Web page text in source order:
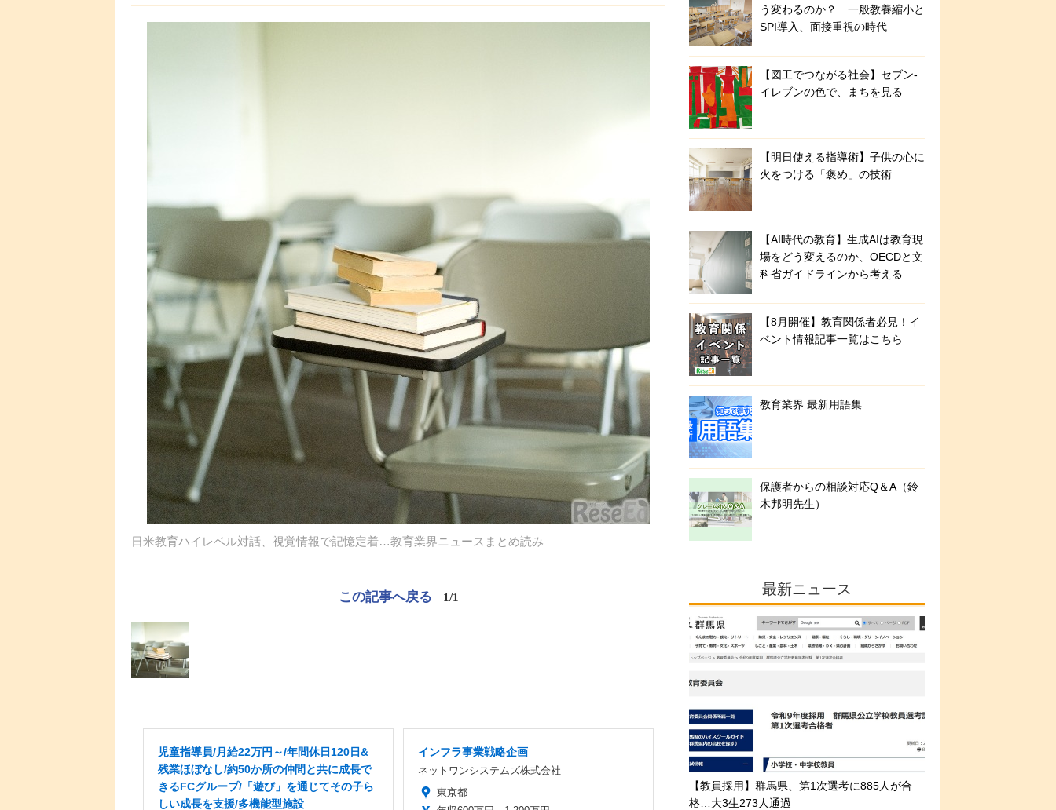
日米教育ハイレベル対話、視覚情報で記憶定着…教育業界ニュースまとめ読み
この記事へ戻る 1/1
児童指導員/月給22万円～/年間休日120日&
残業ほぼなし/約50か所の仲間と共に成長で
きるFCグループ/「遊び」を通じてその子ら
しい成長を支援/多機能型施設
インフラ事業戦略企画
ネットワンシステムズ株式会社
東京都
う変わるのか？ 一般教養縮小と
SPI導入、面接重視の時代
【図工でつながる社会】セブン‐
イレブンの色で、まちを見る
【明日使える指導術】子供の心に
火をつける「褒め」の技術
【AI時代の教育】生成AIは教育現
場をどう変えるのか、OECDと文
科省ガイドラインから考える
【8月開催】教育関係者必見！イ
ベント情報記事一覧はこちら
教育業界 最新用語集
保護者からの相談対応Q＆A（鈴
木邦明先生）
最新ニュース
【教員採用】群馬県、第1次選考に885人が合
格…大3生273人通過